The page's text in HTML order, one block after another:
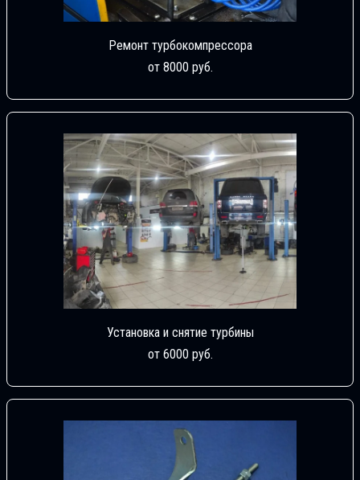
Ремонт турбокомпрессора
от 8000 руб.
Установка и снятие турбины
от 6000 руб.